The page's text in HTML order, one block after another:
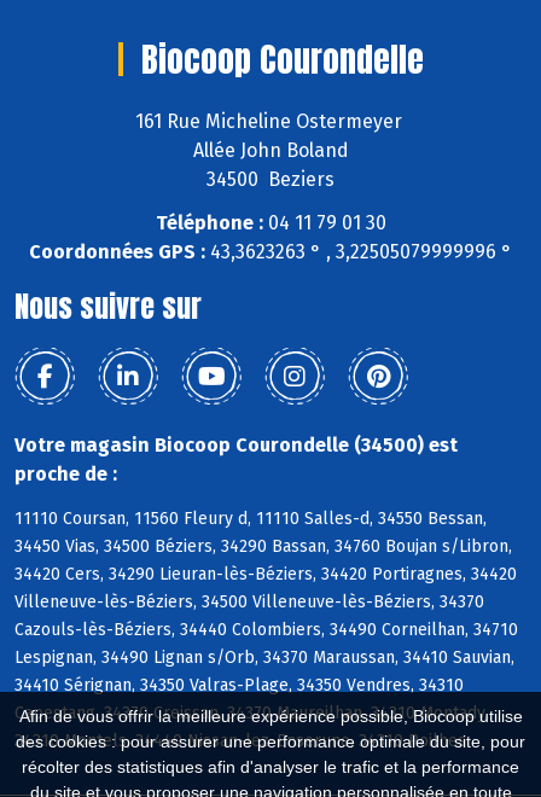
Afin de vous offrir la meilleure expérience possible, Biocoop utilise
des cookies : pour assurer une performance optimale du site, pour
récolter des statistiques afin d'analyser le trafic et la performance
du site et vous proposer une navigation personnalisée en toute
Biocoop Courondelle
161 Rue Micheline Ostermeyer
Allée John Boland
34500 Beziers
Téléphone :04 11 79 01 30
Coordonnées GPS : 43,3623263 ° , 3,22505079999996 °
Nous suivre sur
Votre magasin Biocoop Courondelle (34500) est
proche de :
11110 Coursan, 11560 Fleury d, 11110 Salles-d, 34550 Bessan,
34450 Vias, 34500 Béziers, 34290 Bassan, 34760 Boujan s/Libron,
34420 Cers, 34290 Lieuran-lès-Béziers, 34420 Portiragnes, 34420
Villeneuve-lès-Béziers, 34500 Villeneuve-lès-Béziers, 34370
Cazouls-lès-Béziers, 34440 Colombiers, 34490 Corneilhan, 34710
Lespignan, 34490 Lignan s/Orb, 34370 Maraussan, 34410 Sauvian,
34410 Sérignan, 34350 Valras-Plage, 34350 Vendres, 34310
Capestang, 34370 Creissan, 34370 Maureilhan, 34310 Montady,
34310 Montels, 34440 Nissan-lez-Enserune, 34310 Poilhes